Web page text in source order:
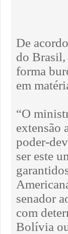
De
do Brasil,
forma
em
“O
extensão
poder-
ser este
senador
com
Bolívia